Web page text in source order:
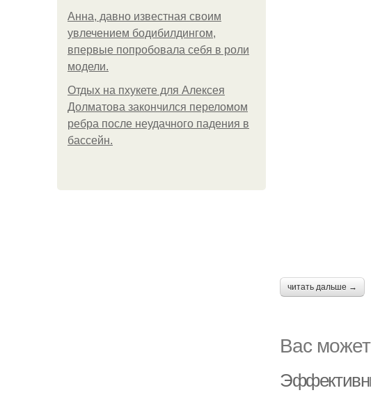
Анна, давно известная своим
увлечением бодибилдингом,
впервые попробовала себя в роли
модели.
Отдых на пхукете для Алексея
Долматова закончился переломом
ребра после неудачного падения в
бассейн.
читать дальше →
Вас